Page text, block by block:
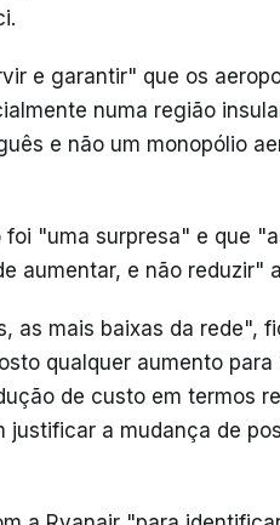
e garantir" que os
numa região
e não um monopólio
"uma surpresa" e que
aumentar, e não reduzir"
as mais baixas da rede",
qualquer aumento para
de custo em termos
justificar a mudança de